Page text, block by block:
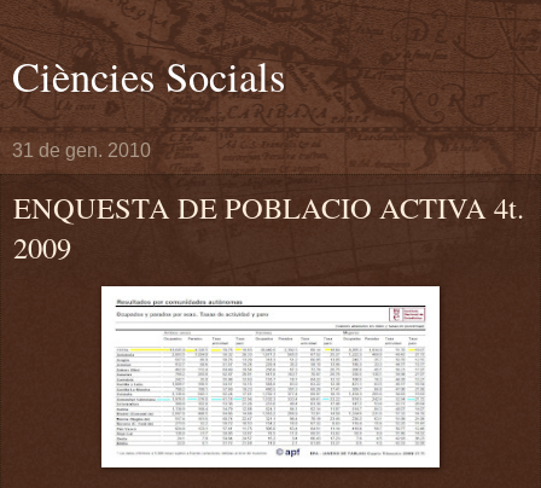
Ciències Socials
31 de gen. 2010
ENQUESTA DE POBLACIO ACTIVA 4t.
2009